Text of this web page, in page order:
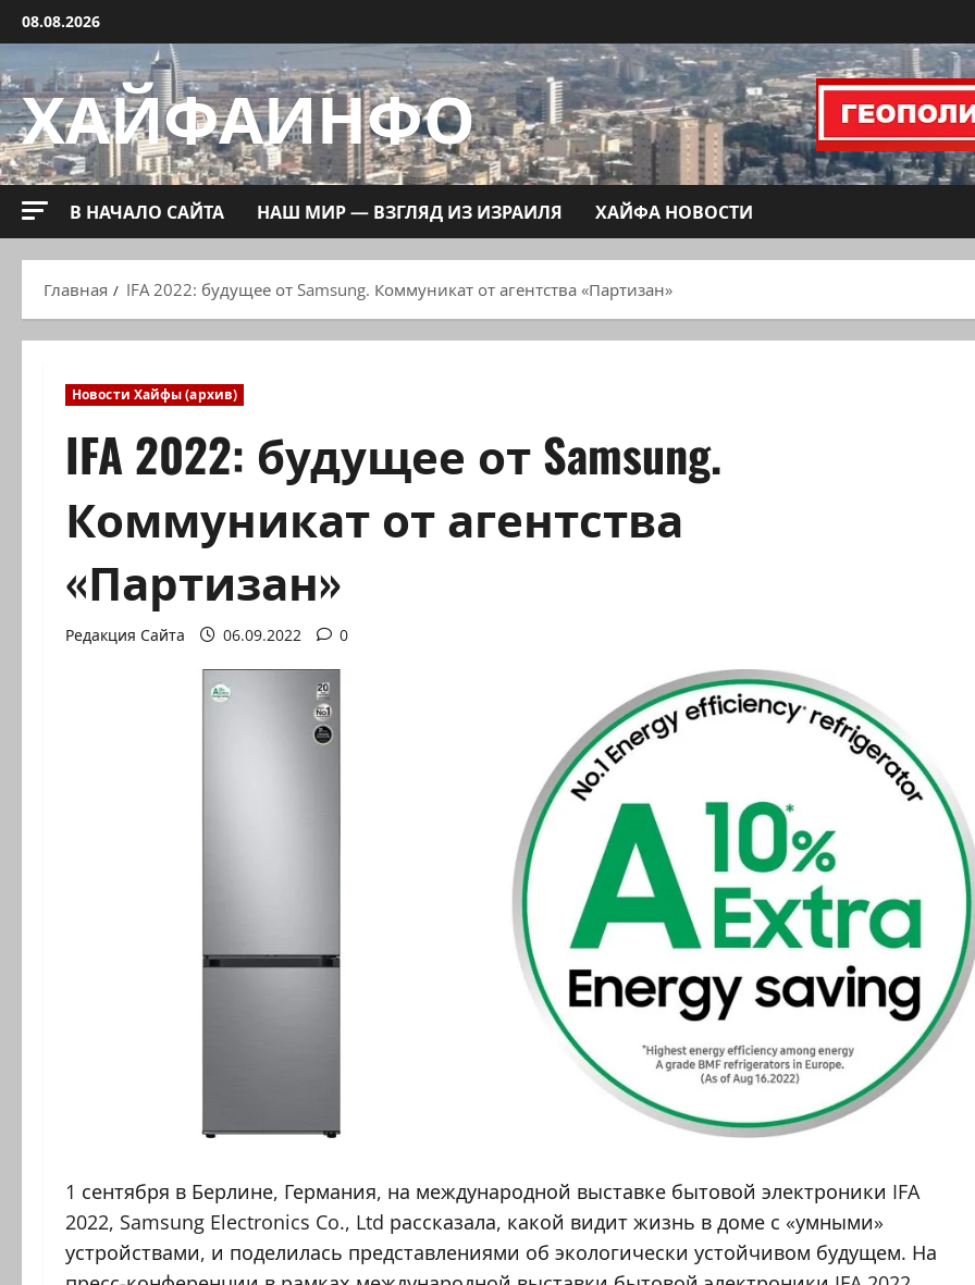
Перейти
к
содержимому
08.08.2026
ХАЙФАИНФО
В НАЧАЛО САЙТА НАШ МИР — ВЗГЛЯД ИЗ ИЗРАИЛЯ ХАЙФА НОВОСТИ
Главная IFA 2022: будущее от Samsung. Коммуникат от агентства «Партизан»
Новости Хайфы (архив)
IFA 2022: будущее от Samsung.
Коммуникат от агентства
«Партизан»
Редакция Сайта 06.09.2022 0
1 сентября в Берлине, Германия, на международной выставке бытовой электроники IFA
2022, Samsung Electronics Co., Ltd рассказала, какой видит жизнь в доме с «умными»
устройствами, и поделилась представлениями об экологически устойчивом будущем. На